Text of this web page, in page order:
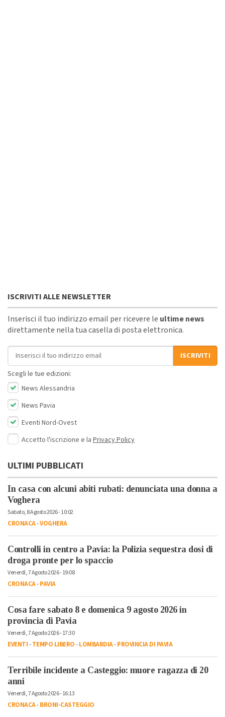
ISCRIVITI ALLE NEWSLETTER
Inserisci il tuo indirizzo email per ricevere le ultime news
direttamente nella tua casella di posta elettronica.
Indirizzo email
ISCRIVITI
Scegli le tue edizioni:
News Alessandria
News Pavia
Eventi Nord-Ovest
Accetto l'iscrizione e la Privacy Policy
ULTIMI PUBBLICATI
In casa con alcuni abiti rubati: denunciata una donna a
Voghera
Sabato, 8 Agosto 2026 - 10:02
CRONACA-VOGHERA
Controlli in centro a Pavia: la Polizia sequestra dosi di
droga pronte per lo spaccio
Venerdì, 7 Agosto 2026 - 19:08
CRONACA-PAVIA
Cosa fare sabato 8 e domenica 9 agosto 2026 in
provincia di Pavia
Venerdì, 7 Agosto 2026 - 17:30
EVENTI-TEMPO LIBERO-LOMBARDIA-PROVINCIA DI PAVIA
Terribile incidente a Casteggio: muore ragazza di 20
anni
Venerdì, 7 Agosto 2026 - 16:13
CRONACA-BRONI-CASTEGGIO